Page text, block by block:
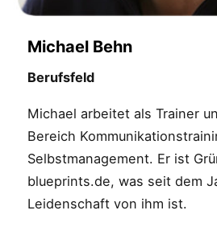
Michael Behn
Berufsfeld
Michael arbeitet als Trainer
Bereich
Selbstmanagement. Er ist
blueprints.de, was seit dem
Leidenschaft von ihm ist.